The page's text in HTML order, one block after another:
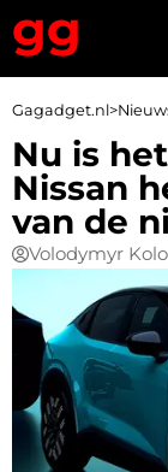
Gagadget.nl>
Nu is
Nissan
van de
Volodymyr